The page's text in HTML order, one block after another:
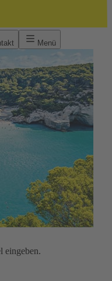
Menü
eingeben.